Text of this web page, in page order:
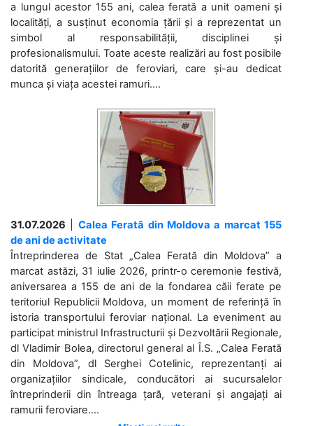
a lungul acestor 155 ani, calea ferată a unit oameni și
localități, a susținut economia țării și a reprezentat un
simbol al responsabilității, disciplinei și
profesionalismului. Toate aceste realizări au fost posibile
datorită generațiilor de feroviari, care și-au dedicat
munca și viața acestei ramuri....
31.07.2026
Calea Ferată din Moldova a marcat 155
de ani de activitate
Întreprinderea de Stat „Calea Ferată din Moldova” a
marcat astăzi, 31 iulie 2026, printr-o ceremonie festivă,
aniversarea a 155 de ani de la fondarea căii ferate pe
teritoriul Republicii Moldova, un moment de referință în
istoria transportului feroviar național. La eveniment au
participat ministrul Infrastructurii și Dezvoltării Regionale,
dl Vladimir Bolea, directorul general al Î.S. „Calea Ferată
din Moldova”, dl Serghei Cotelinic, reprezentanți ai
organizațiilor sindicale, conducători ai sucursalelor
întreprinderii din întreaga țară, veterani și angajați ai
ramurii feroviare....